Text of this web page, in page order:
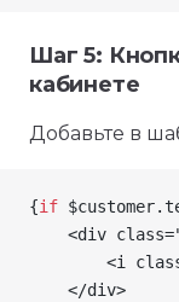
Шаг 5:
кабинете
Добавьте в
{if $customer
<div
<i
    </div>